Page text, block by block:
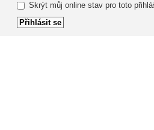
Skrýt můj online stav pro toto